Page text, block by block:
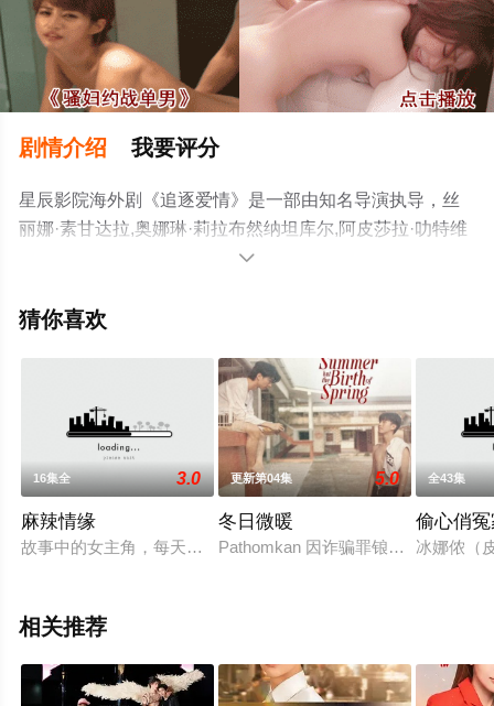
剧情介绍 我要评分
星辰影院海外剧《追逐爱情》是一部由知名导演执导，丝
丽娜·素甘达拉,奥娜琳·莉拉布然纳坦库尔,阿皮莎拉·叻特维
塞特提拉库尔等演员精彩演绎的泰国电视剧，手机免费观
信息可移步至豆瓣电视剧、电视猫或剧情网等平台了解。

猜你喜欢
16集全 3.0
麻辣情缘
故事中的女主角，每天醒来除了钱 钱还是钱，即使在度假中，
更新第04集 5.0
冬日微暖
Pathomkan 因诈骗罪锒铛入狱。在
全43集
偷心俏
冰娜侬（
相关推荐